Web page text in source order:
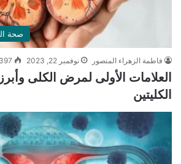
صحة
فاطمة الزهراء المنصور نوفمبر 22, 2023 397
العلامات الأولى لمرض الكلى
الكليتين